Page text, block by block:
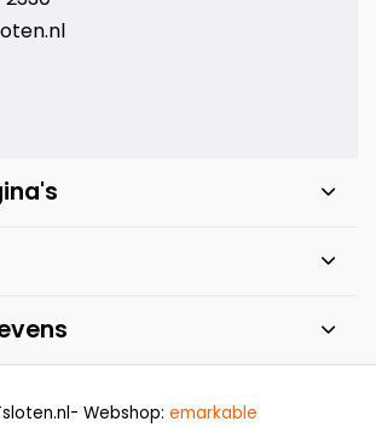
- Webshop: emarkable